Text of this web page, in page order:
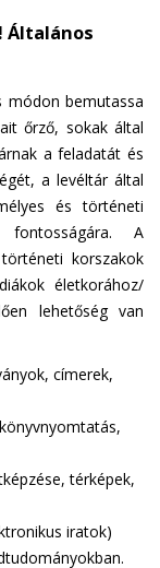
Általános
módon bemutassa
őrző, sokak által
a feladatát és
a levéltár által
és történeti
fontosságára. A
korszakok
életkorához/
lehetőség van
címerek,
térképek,
iratok)